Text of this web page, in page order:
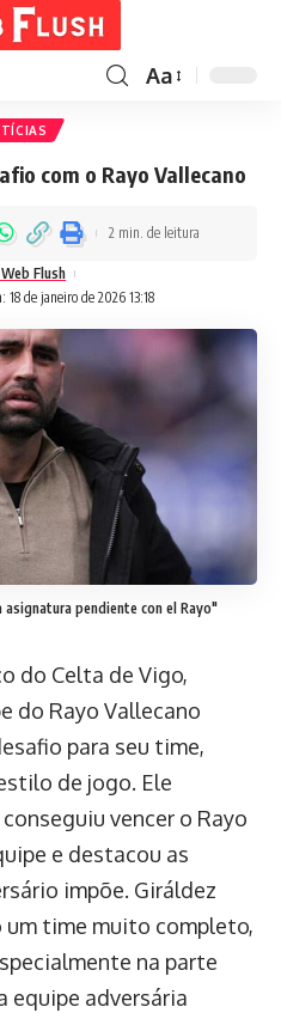
Aa
com o Rayo Vallecano
18 de janeiro de 2026 13:18
Flush
2 min. de leitura
asignatura pendiente con el Rayo"
do Celta de Vigo,
do Rayo Vallecano
para seu time,
de jogo. Ele
vencer o Rayo
e destacou as
impõe. Giráldez
um time muito completo,
na parte
equipe adversária